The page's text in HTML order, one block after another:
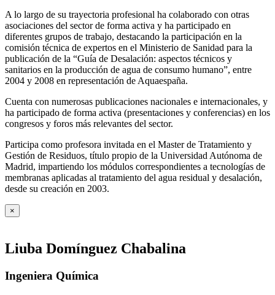
A lo largo de su trayectoria profesional ha colaborado con otras
asociaciones del sector de forma activa y ha participado en
diferentes grupos de trabajo, destacando la participación en la
comisión técnica de expertos en el Ministerio de Sanidad para la
publicación de la “Guía de Desalación: aspectos técnicos y
sanitarios en la producción de agua de consumo humano”, entre
2004 y 2008 en representación de Aquaespaña.
Cuenta con numerosas publicaciones nacionales e internacionales, y
ha participado de forma activa (presentaciones y conferencias) en los
congresos y foros más relevantes del sector.
Participa como profesora invitada en el Master de Tratamiento y
Gestión de Residuos, título propio de la Universidad Autónoma de
Madrid, impartiendo los módulos correspondientes a tecnologías de
membranas aplicadas al tratamiento del agua residual y desalación,
desde su creación en 2003.
×
Liuba Domínguez Chabalina
Ingeniera Química